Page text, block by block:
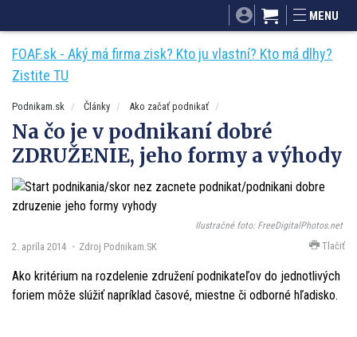
Mnamky-recepty.sk
MENU
FOAF.sk - Aký má firma zisk? Kto ju vlastní? Kto má dlhy?
Zistite TU
Podnikam.sk Články Ako začať podnikať
Na čo je v podnikaní dobré
ZDRUŽENIE, jeho formy a výhody
Ilustračné foto: FreeDigitalPhotos.net
2. apríla 2014 Zdroj Podnikam.SK Tlačiť
Ako kritérium na rozdelenie združení podnikateľov do jednotlivých
foriem môže slúžiť napríklad časové, miestne či odborné hľadisko.